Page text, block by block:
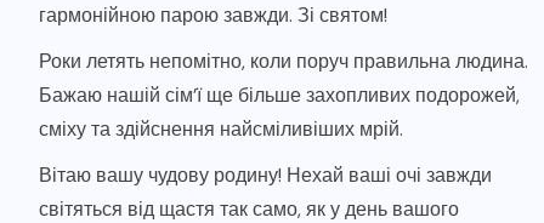
гармонійною парою завжди. Зі святом!
Роки летять непомітно, коли поруч правильна людина.
Бажаю нашій сім’ї ще більше захопливих подорожей,
сміху та здійснення найсміливіших мрій.
Вітаю вашу чудову родину! Нехай ваші очі завжди
світяться від щастя так само, як у день вашого